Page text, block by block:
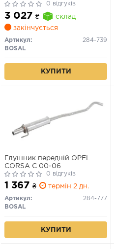
0 відгуків
3 027 ₴
склад
закінчується
Артикул:
284-739
BOSAL
КУПИТИ
Глушник передній OPEL
CORSA C 00-06
0 відгуків
1 367 ₴ термін 2 дн.
Артикул:
284-777
BOSAL
КУПИТИ